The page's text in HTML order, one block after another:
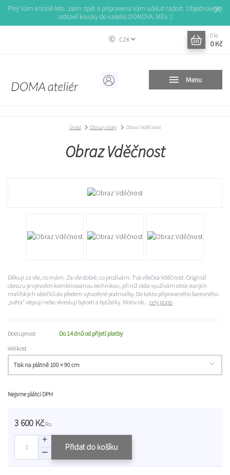
Přeji Vám krásné léto. Jsem zpět a připravena Vám udělat radost. Objednávejte
srdcové kousky do vašeho DOMOVA. Míla :)
Menu
CZK
0 ks
0 Kč
Úvod Obrazy tisky Obraz Vděčnost
Obraz Vděčnost
Děkuji za vše, co mám. Za vše dobré, co prožívám. Tvá vílečka Vděčnost. Originál
obrazu je vytvořen kombinovanou technikou, při níž ráda využívám otisk starých
malířských válečků do předem vytvořené podmalby. Do takto připraveného barevného
„světa“ vlepuji nebo vkresluji bytosti a bytůstky. Motiv ob... celý popis
Dostupnost
Do 14 dnů od přijetí platby
Velikost
Nejsme plátci DPH
3 600 Kč/ks
Přidat do košíku